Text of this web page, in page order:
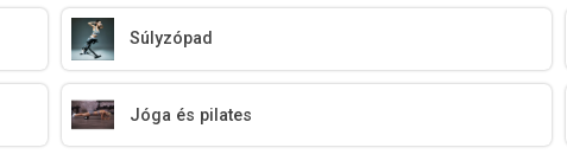
Súlyzópad
Jóga és pilates